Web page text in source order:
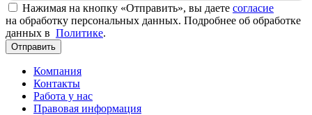
Нажимая на кнопку «Отправить», вы даете согласие
на обработку персональных данных. Подробнее об обработке
данных в Политике.
Отправить
Компания
Контакты
Работа у нас
Правовая информация